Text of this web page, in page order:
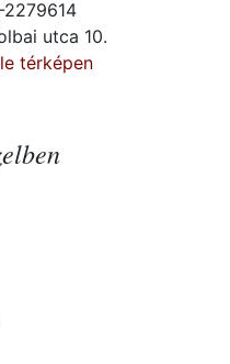
utca 10.
térképen